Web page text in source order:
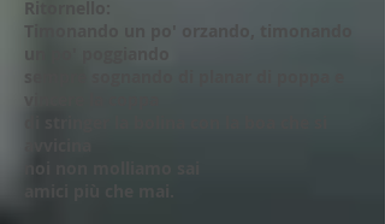
Ritornello:
Timonando un po' orzando, timonando